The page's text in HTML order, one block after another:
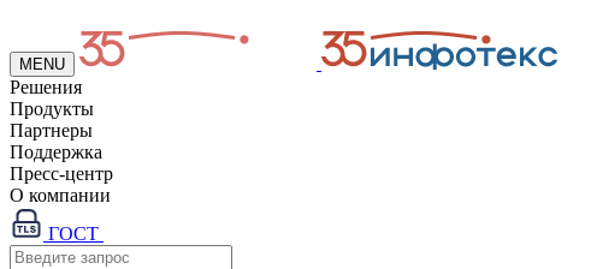
MENU
Решения
Продукты
Партнеры
Поддержка
Пресс-центр
О компании
ГОСТ